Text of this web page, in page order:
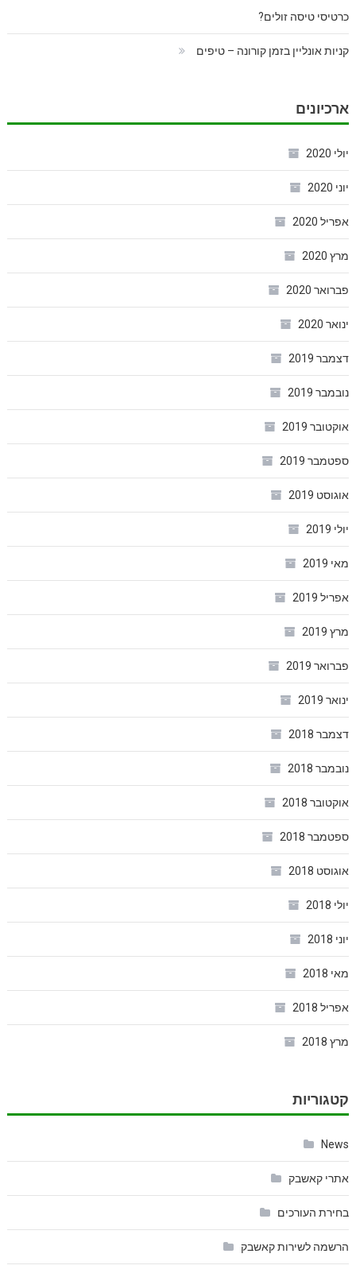
כרטיסי טיסה זולים?
קניות אונליין בזמן קורונה – טיפים
ארכיונים
יולי 2020
יוני 2020
אפריל 2020
מרץ 2020
פברואר 2020
ינואר 2020
דצמבר 2019
נובמבר 2019
אוקטובר 2019
ספטמבר 2019
אוגוסט 2019
יולי 2019
מאי 2019
אפריל 2019
מרץ 2019
פברואר 2019
ינואר 2019
דצמבר 2018
נובמבר 2018
אוקטובר 2018
ספטמבר 2018
אוגוסט 2018
יולי 2018
יוני 2018
מאי 2018
אפריל 2018
מרץ 2018
קטגוריות
News
אתרי קאשבק
בחירת העורכים
הרשמה לשירות קאשבק